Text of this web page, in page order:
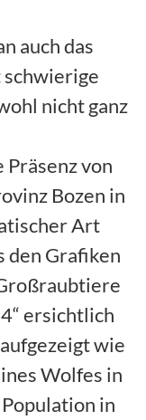
auch das
schwierige
nicht ganz
Präsenz von
Bozen in
Art
den Grafiken
ersichtlich
wie
Wolfes in
in